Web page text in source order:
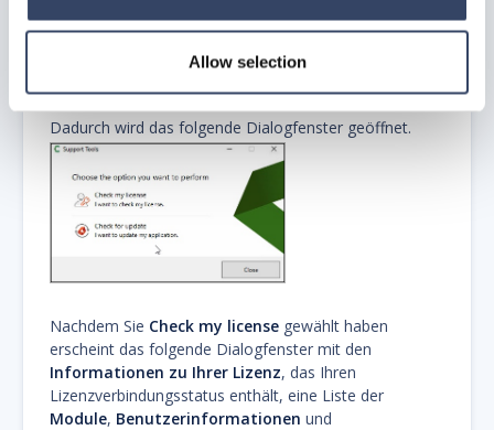
Allow selection
Erstellen Sie eine Desktop-Verknüpfung des
hsbSupportTools.exe, welches Sie unter
Dadurch wird das folgende Dialogfenster geöffnet.
Nachdem Sie Check my license gewählt haben
erscheint das folgende Dialogfenster mit den
Informationen zu Ihrer Lizenz, das Ihren
Lizenzverbindungsstatus enthält, eine Liste der
Module, Benutzerinformationen und